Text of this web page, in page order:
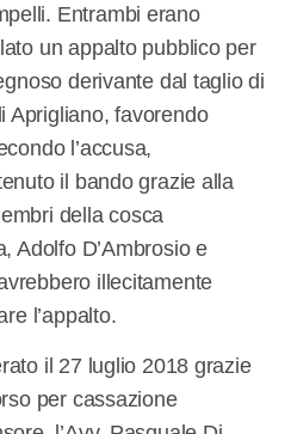
Entrambi erano
un appalto pubblico per
derivante dal taglio di
Aprigliano, favorendo
l’accusa,
il bando grazie alla
della cosca
Adolfo D’Ambrosio e
illecitamente
l’appalto.
il 27 luglio 2018 grazie
per cassazione